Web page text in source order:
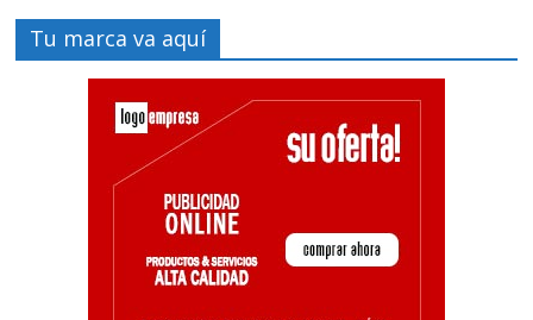
Tu marca va aquí